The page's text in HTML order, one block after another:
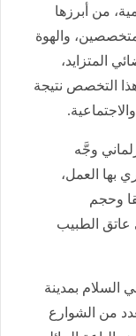
من أبرزها
والهوة
المتزايد،
التخصص نتيجة
وجَّه
بها العمل،
وحجم
عاتق الطبيب
السلام بمدينة
من الشوارع